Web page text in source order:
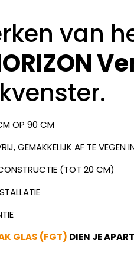
van
OP 90 CM
GEMAKKELIJK AF TE VEGEN
(TOT 20 CM)
GLAS (FGT) DIEN JE